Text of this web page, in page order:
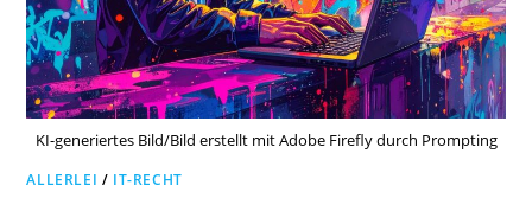
KI-generiertes Bild/Bild erstellt mit Adobe Firefly durch Prompting
ALLERLEI / IT-RECHT